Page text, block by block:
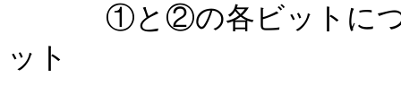
①と②の各ビットに
ット